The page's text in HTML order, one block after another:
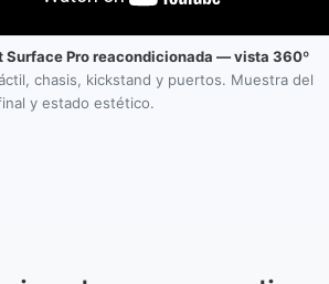
Surface Pro reacondicionada — vista 360º
chasis, kickstand y puertos. Muestra del
y estado estético.